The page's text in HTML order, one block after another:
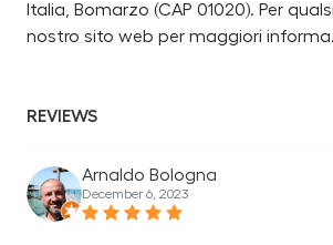
Italia, Bomarzo (CAP 01020). Per
nostro sito web per maggiori
REVIEWS
Arnaldo Bologna
December 6, 2023